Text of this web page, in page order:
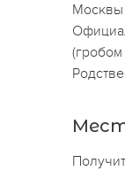
Москвы